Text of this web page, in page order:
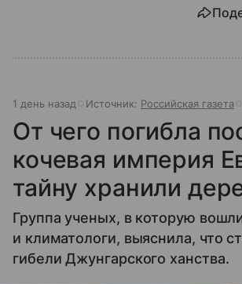
1 день назад Источник: Российская газета
От чего погибла
кочевая империя
тайну хранили
Группа ученых, в которую
и климатологи, выяснила, что
гибели Джунгарского ханства.